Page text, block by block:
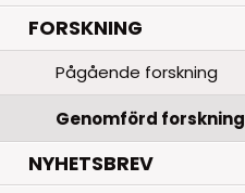
FORSKNING.
Pågående forskning
Genomförd forskning
NYHETSBREV